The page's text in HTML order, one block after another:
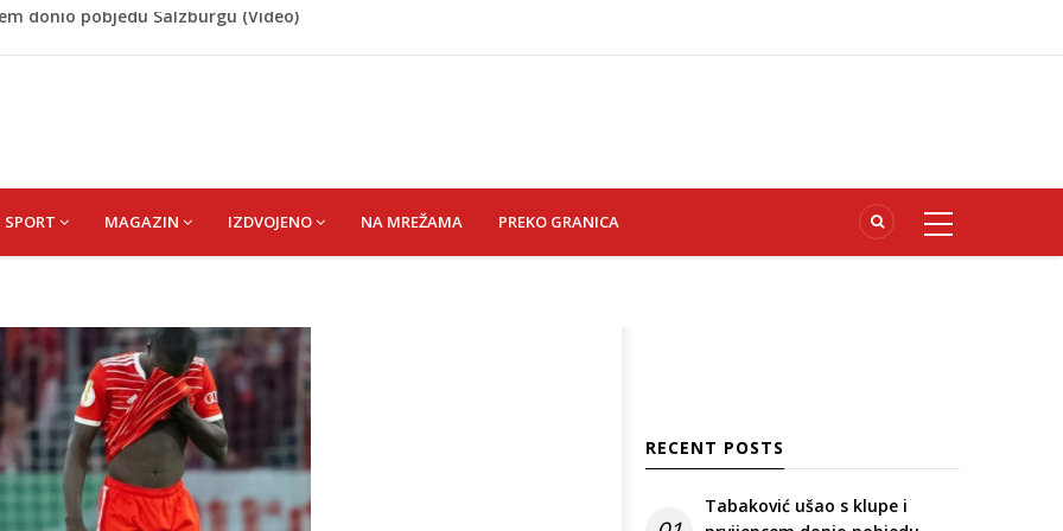
obilježena 31. godišnjica deblokade Unsko-sanskog
Vatrogasci nadljudskim naporima spriječili veću
donio pobjedu Salzburgu (Video)
SPORT MAGAZIN IZDVOJENO NA MREŽAMA PREKO GRANICA
RECENT POSTS
Tabaković ušao s klupe i